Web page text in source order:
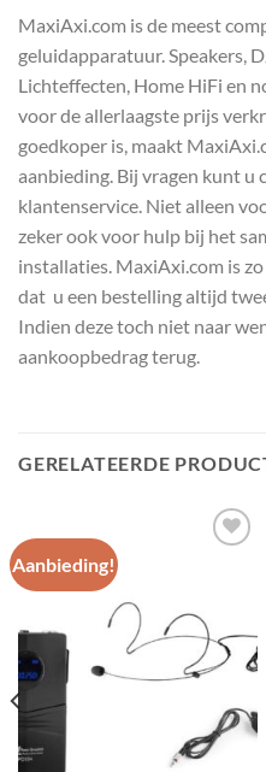
MaxiAxi.com is de meest
geluidapparatuur. Speakers,
Lichteffecten, Home HiFi en
voor de allerlaagste prijs
goedkoper is, maakt
aanbieding. Bij vragen kunt u
klantenservice. Niet alleen
zeker ook voor hulp bij het
installaties. MaxiAxi.com is
dat u een bestelling altijd
Indien deze toch niet naar
aankoopbedrag terug.
GERELATEERDE
Aanbieding!
aan
wenslijst